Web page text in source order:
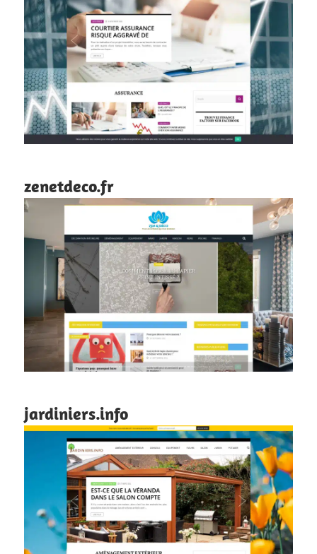
zenetdeco.fr
jardiniers.info